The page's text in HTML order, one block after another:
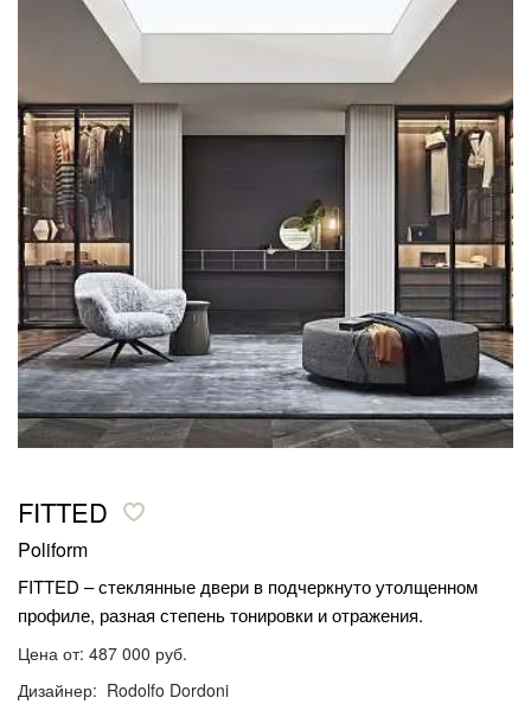
FITTED
Poliform
FITTED – стеклянные двери в подчеркнуто утолщенном
профиле, разная степень тонировки и отражения.
Цена от: 487 000 руб.
Дизайнер: Rodolfo Dordoni